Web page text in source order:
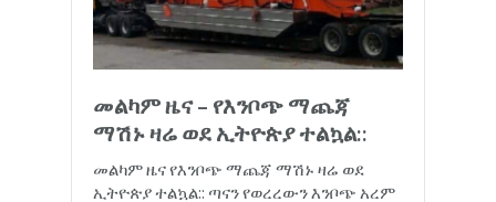
መልካም ዜና – የእንቦጭ ማጨጃ
ማሽኑ ዛሬ ወደ ኢትዮጵያ ተልኳል::
መልካም ዜና የእንቦጭ ማጨጃ ማሽኑ ዛሬ ወደ
ኢትዮጵያ ተልኳል:: ጣናን የወረረውን እንቦጭ አረም